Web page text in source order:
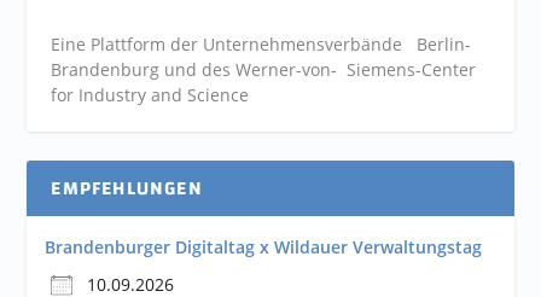
Eine Plattform der Unternehmensverbände Berlin-
Brandenburg und des Werner-von- Siemens-Center
for Industry and Science
EMPFEHLUNGEN
Brandenburger Digitaltag x Wildauer Verwaltungstag
10.09.2026